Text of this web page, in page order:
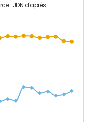
: JDN d'après